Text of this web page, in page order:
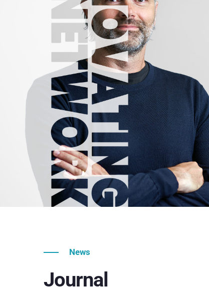
News
Journal